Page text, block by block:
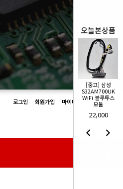
로그인 회원가입 마이페이지 장바구니
오늘본상품
[중고] 삼성
S32AM700UK
WiFi 블루투스
모듈
[중고] 삼성
S32AM700UK
WiFi 블루투스
모듈
22,000